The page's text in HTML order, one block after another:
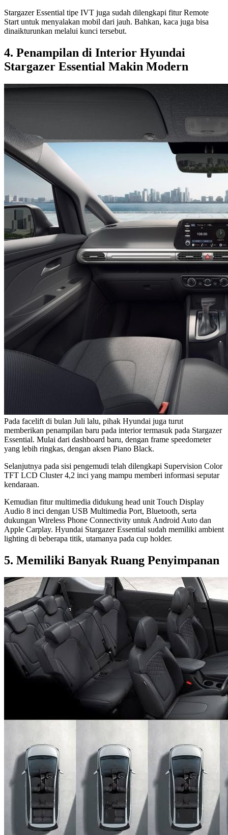
Stargazer Essential tipe IVT juga sudah dilengkapi fitur Remote
Start untuk menyalakan mobil dari jauh. Bahkan, kaca juga bisa
dinaikturunkan melalui kunci tersebut.
4. Penampilan di Interior Hyundai
Stargazer Essential Makin Modern
Pada facelift di bulan Juli lalu, pihak Hyundai juga turut
memberikan penampilan baru pada interior termasuk pada Stargazer
Essential. Mulai dari dashboard baru, dengan frame speedometer
yang lebih ringkas, dengan aksen Piano Black.
Selanjutnya pada sisi pengemudi telah dilengkapi Supervision Color
TFT LCD Cluster 4,2 inci yang mampu memberi informasi seputar
kendaraan.
Kemudian fitur multimedia didukung head unit Touch Display
Audio 8 inci dengan USB Multimedia Port, Bluetooth, serta
dukungan Wireless Phone Connectivity untuk Android Auto dan
Apple Carplay. Hyundai Stargazer Essential sudah memiliki ambient
lighting di beberapa titik, utamanya pada cup holder.
5. Memiliki Banyak Ruang Penyimpanan